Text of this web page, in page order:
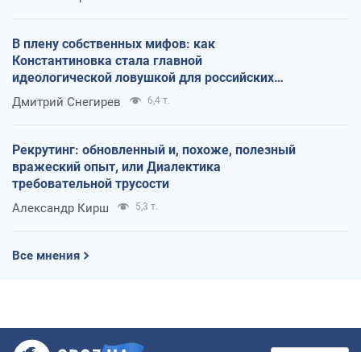
В плену собственных мифов: как
Константиновка стала главной
идеологической ловушкой для российских
оккупантов
Дмитрий Снегирев 6,4 т.
Рекрутинг: обновленный и, похоже, полезный
вражеский опыт, или Диалектика
требовательной трусости
Александр Кирш 5,3 т.
Все мнения